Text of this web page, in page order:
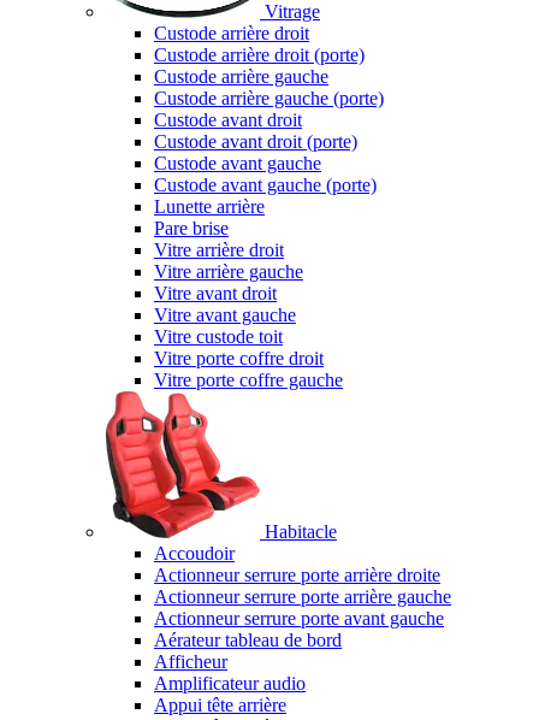
Vitrage
Custode arrière droit
Custode arrière droit (porte)
Custode arrière gauche
Custode arrière gauche (porte)
Custode avant droit
Custode avant droit (porte)
Custode avant gauche
Custode avant gauche (porte)
Lunette arrière
Pare brise
Vitre arrière droit
Vitre arrière gauche
Vitre avant droit
Vitre avant gauche
Vitre custode toit
Vitre porte coffre droit
Vitre porte coffre gauche
Habitacle
Accoudoir
Actionneur serrure porte arrière droite
Actionneur serrure porte arrière gauche
Actionneur serrure porte avant gauche
Aérateur tableau de bord
Afficheur
Amplificateur audio
Appui tête arrière